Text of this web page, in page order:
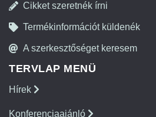
Cikket szeretnék írni
Termékinformációt küldenék
A szerkesztőséget keresem
TERVLAP MENÜ
Hírek
Konferenciaajánló